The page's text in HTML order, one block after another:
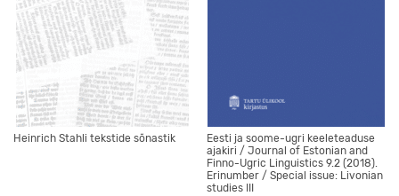
Heinrich Stahli tekstide sõnastik
Eesti ja soome-ugri keeleteaduse
ajakiri / Journal of Estonian and
Finno-Ugric Linguistics 9.2 (2018).
Erinumber / Special issue: Livonian
studies III